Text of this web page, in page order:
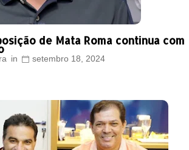
de Mata Roma continua com
setembro 18, 2024